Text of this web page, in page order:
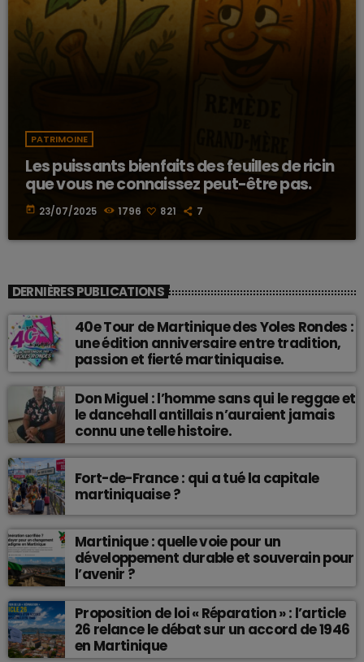
PATRIMOINE
Les puissants bienfaits des feuilles de ricin
que vous ne connaissez peut-être pas.
today 23/07/2025 1796 821 7
DERNIÈRES PUBLICATIONS
40e Tour de Martinique des Yoles Rondes :
une édition anniversaire entre tradition,
passion et fierté martiniquaise.
Don Miguel : l’homme sans qui le reggae et
le dancehall antillais n’auraient jamais
connu une telle histoire.
Fort-de-France : qui a tué la capitale
martiniquaise ?
Martinique : quelle voie pour un
développement durable et souverain pour
l’avenir ?
Proposition de loi « Réparation » : l’article
26 relance le débat sur un accord de 1946
en Martinique